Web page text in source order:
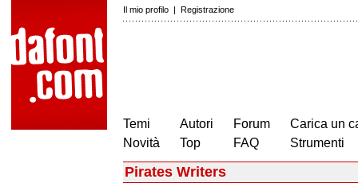
Il mio profilo | Registrazione
Temi
Novità
Autori
Top
Forum
FAQ
Carica un
Strumenti
Pirates Writers